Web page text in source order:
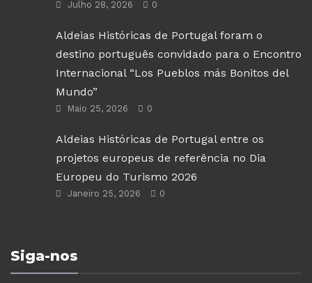
Julho 28, 2026 0
Aldeias Históricas de Portugal foram o
destino português convidado para o Encontro
Internacional “Los Pueblos más Bonitos del
Mundo”
Maio 25, 2026 0
Aldeias Históricas de Portugal entre os
projetos europeus de referência no Dia
Europeu do Turismo 2026
Janeiro 25, 2026 0
Siga-nos